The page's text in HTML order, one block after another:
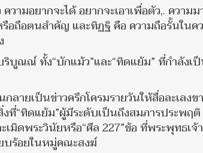
ามอยากจะได้ อยากจะเอาเพื่อตัว,. ความ
อถือตนสำคัญ และทิฏฐิ คือ ความถือรั้นในค
บูณณ์ ทั้ง“บักแม้ว”และ“ทิดแย้ม” ที่กำลังเ
ลายเป็นข่าวครึกโครมรายวันให้สื่อละเลง
งที่“ทิดแย้ม”ผู้มีระดับเป็นถึงสมภารประพฤติ
มิดพระวินัยหรือ“ศีล 227”ข้อ ที่พระพุทธเจ้
บร้อยในหมู่คณะสงฆ์